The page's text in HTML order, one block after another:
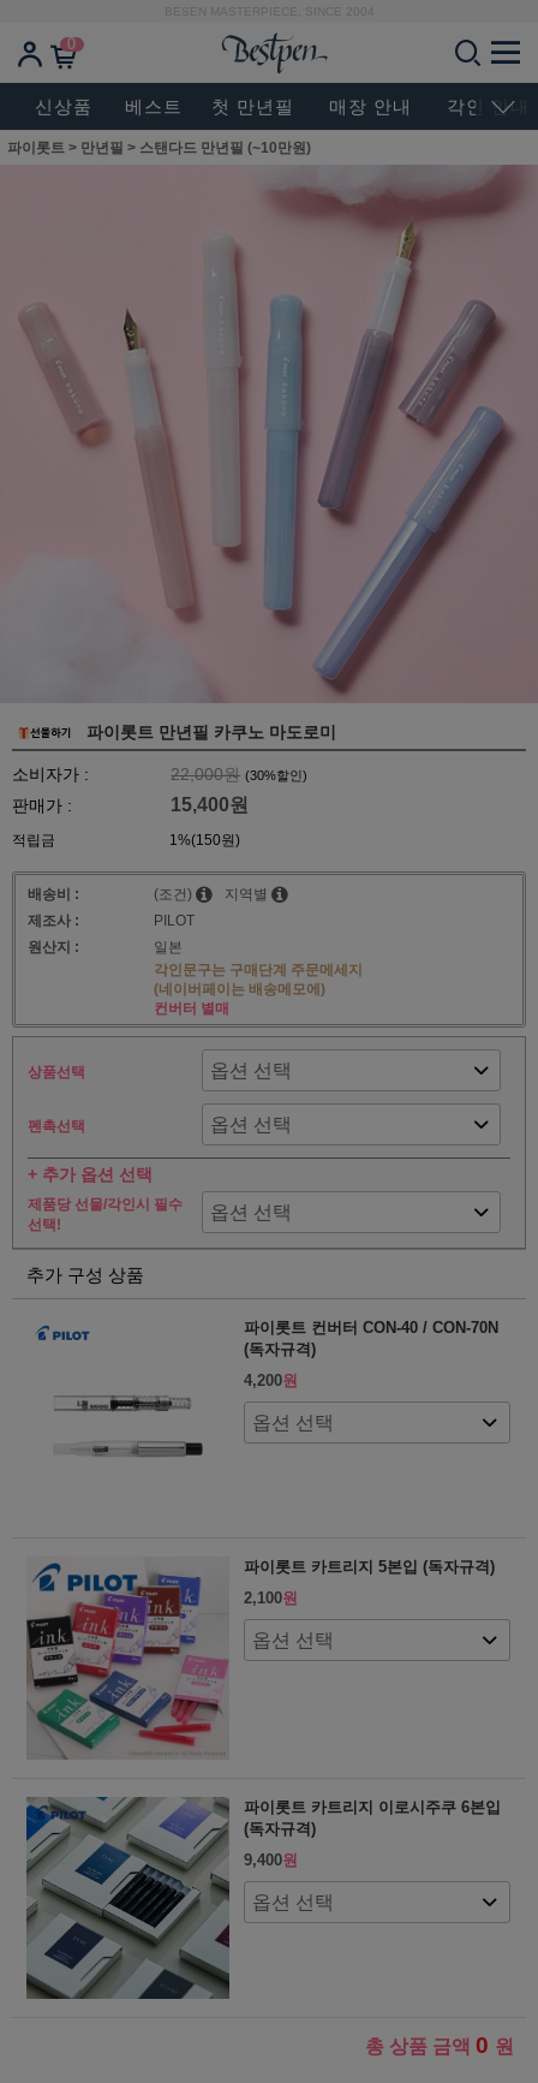
BESEN MASTERPIECE, SINCE 2004
0
신상품 베스트 첫 만년필 매장 안내 각인 안내
파이롯트 > 만년필 > 스탠다드 만년필 (~10만원)
파이롯트 만년필 카쿠노 마도로미
소비자가 : 22,000원 (30%할인)
판매가 : 15,400원
적립금 1%(150원)
배송비 : (조건)
지역별
제조사 :
PILOT
원산지 :
일본
각인문구는 구매단계 주문메세지
(네이버페이는 배송메모에)
컨버터 별매
상품선택
펜촉선택
+ 추가 옵션 선택
제품당 선물/각인시 필수
선택!
추가 구성 상품
파이롯트 컨버터 CON-40 / CON-70N
(독자규격)
4,200원
파이롯트 카트리지 5본입 (독자규격)
2,100원
파이롯트 카트리지 이로시주쿠 6본입
(독자규격)
9,400원
총 상품 금액 0 원